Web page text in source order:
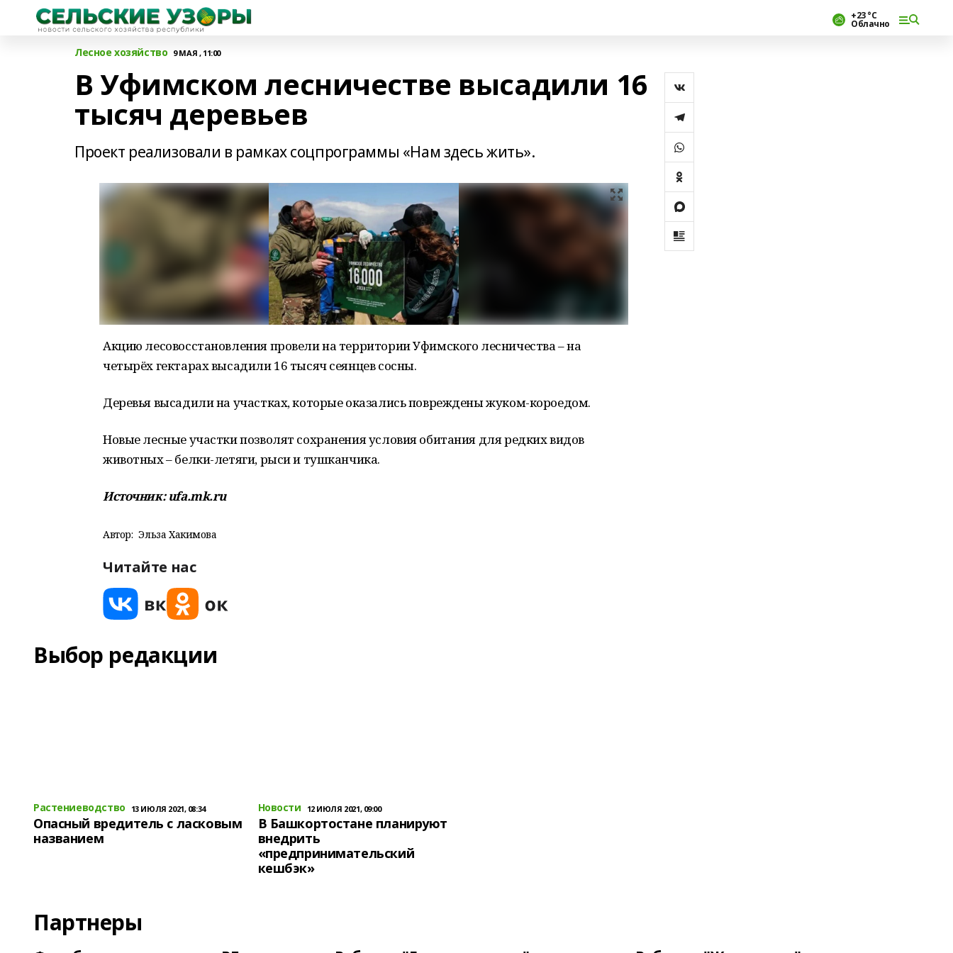
+23 °С
Облачно
Лесное хозяйство 9 МАЯ , 11:00
В Уфимском лесничестве высадили 16
тысяч деревьев
Проект реализовали в рамках соцпрограммы «Нам здесь жить».
Акцию лесовосстановления провели на территории Уфимского лесничества – на
четырёх гектарах высадили 16 тысяч сеянцев сосны.
Деревья высадили на участках, которые оказались повреждены жуком-короедом.
Новые лесные участки позволят сохранения условия обитания для редких видов
животных – белки-летяги, рыси и тушканчика.
Источник: ufa.mk.ru
Автор: Эльза Хакимова
Читайте нас
Выбор редакции
Растениеводство 13 ИЮЛЯ 2021, 08:34
Опасный вредитель с ласковым
названием
Новости 12 ИЮЛЯ 2021, 09:00
В Башкортостане планируют
внедрить
«предпринимательский
кешбэк»
Партнеры